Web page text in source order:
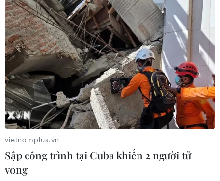
vietnamplus.vn
Sập công trình tại Cuba khiến 2 người tử
vong